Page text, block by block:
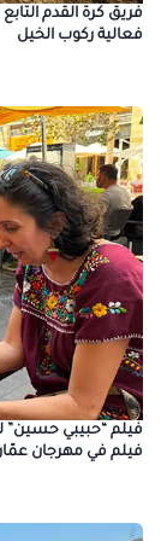
فريق كرة القدم
فعالية ركوب الخيل
فيلم “حبيبي حسين”
فيلم في مهرجان